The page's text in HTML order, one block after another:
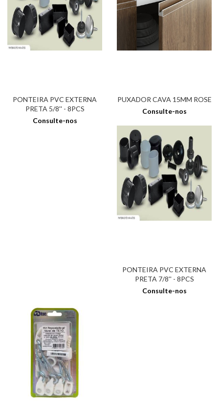
PONTEIRA PVC EXTERNA
PRETA 5/8'' - 8PCS
Consulte-nos
PUXADOR CAVA 15MM ROSE
Consulte-nos
PONTEIRA PVC EXTERNA
PRETA 7/8'' - 8PCS
Consulte-nos